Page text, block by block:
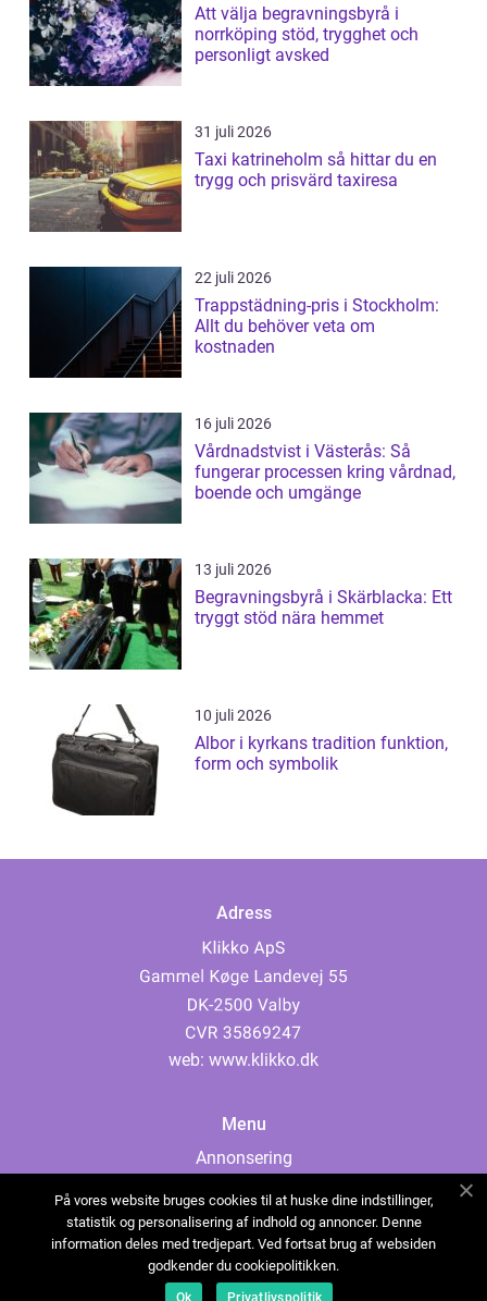
Att välja begravningsbyrå i
norrköping stöd, trygghet och
personligt avsked
31 juli 2026
Taxi katrineholm så hittar du en
trygg och prisvärd taxiresa
22 juli 2026
Trappstädning-pris i Stockholm:
Allt du behöver veta om
kostnaden
16 juli 2026
Vårdnadstvist i Västerås: Så
fungerar processen kring vårdnad,
boende och umgänge
13 juli 2026
Begravningsbyrå i Skärblacka: Ett
tryggt stöd nära hemmet
10 juli 2026
Albor i kyrkans tradition funktion,
form och symbolik
Adress
web: www.klikko.dk
Menu
Annonsering
Cookies
Kontakta oss
Sitemap
På vores website bruges cookies til at huske dine indstillinger,
statistik og personalisering af indhold og annoncer. Denne
information deles med tredjepart. Ved fortsat brug af websiden
godkender du cookiepolitikken.
Ok Privatlivspolitik